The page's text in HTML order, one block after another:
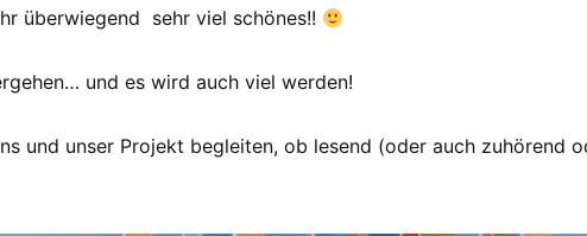
überwiegend sehr viel schönes!!
und es wird auch viel werden!
und unser Projekt begleiten, ob lesend (oder auch zuhörend